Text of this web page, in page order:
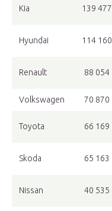
Kia 139 477
Hyundai 114 160
Renault 88 054
Volkswagen 70 870
Toyota 66 169
Skoda 65 163
Nissan 40 535